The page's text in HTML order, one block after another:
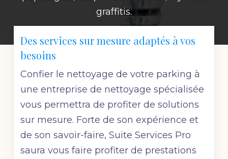
graffitis.
Des services sur mesure adaptés à vos
besoins
Confier le nettoyage de votre parking à
une entreprise de nettoyage spécialisée
vous permettra de profiter de solutions
sur mesure. Forte de son expérience et
de son savoir-faire, Suite Services Pro
saura vous faire profiter de prestations